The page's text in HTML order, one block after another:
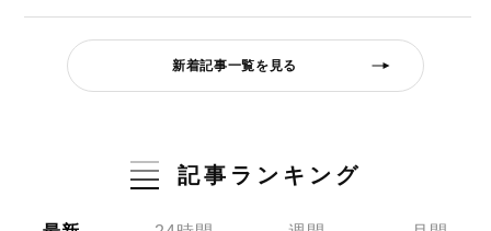
新着記事一覧を見る
記事ランキング